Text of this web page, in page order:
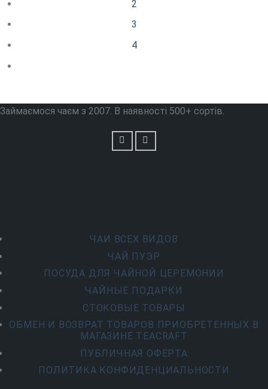
2
3
4
Займаємося чаєм з 2007. В наявності 500+ сортів.
ЧАИ ВСЕХ ВИДОВ
ЧАЙ ПУЭР
ПОСУДА ДЛЯ ЧАЙНОЙ ЦЕРЕМОНИИ
ЧАЙНЫЕ ПОДАРКИ
СТОКОВЫЕ ТОВАРЫ
ОБМЕН И ВОЗВРАТ ТОВАРОВ ПРИОБРЕТЕННЫХ В
МАГАЗИНЕ TEACRAFT
ПУБЛИЧНАЯ ОФЕРТА
ПОЛИТИКА КОНФИДЕНЦИАЛЬНОСТИ